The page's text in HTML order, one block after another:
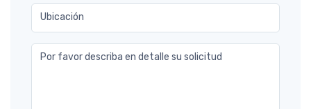
Ubicación
Por favor describa en detalle su solicitud